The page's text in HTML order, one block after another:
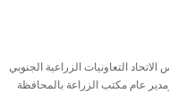
التعاونيات الزراعية الجنوبي
عام مكتب الزراعة بالمحافظة